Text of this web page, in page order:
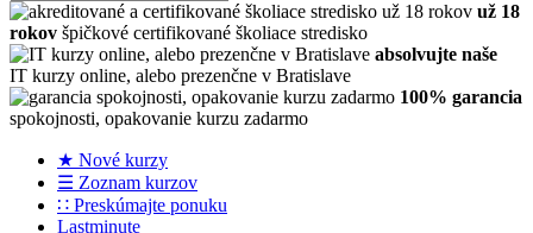
už 18
rokov špičkové certifikované školiace stredisko
absolvujte naše
IT kurzy online, alebo prezenčne v Bratislave
100% garancia
spokojnosti, opakovanie kurzu zadarmo
★ Nové kurzy
☰ Zoznam kurzov
∷ Preskúmajte ponuku
Lastminute